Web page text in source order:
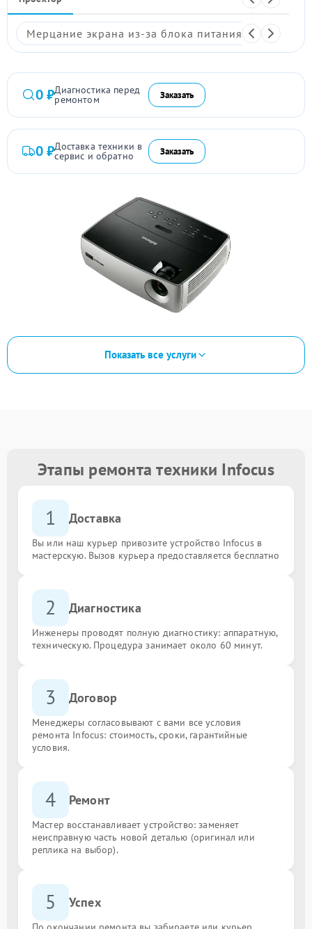
Мерцание экрана из-за блока питания
0 ₽Диагностика перед
ремонтом Заказать
0 ₽Доставка техники в
сервис и обратно Заказать
Показать все услуги
Этапы ремонта техники Infocus
1 Доставка
Вы или наш курьер привозите устройство Infocus в
мастерскую. Вызов курьера предоставляется бесплатно
2 Диагностика
Инженеры проводят полную диагностику: аппаратную,
техническую. Процедура занимает около 60 минут.
3 Договор
Менеджеры согласовывают с вами все условия
ремонта Infocus: стоимость, сроки, гарантийные
условия.
4 Ремонт
Мастер восстанавливает устройство: заменяет
неисправную часть новой деталью (оригинал или
реплика на выбор).
5 Успех